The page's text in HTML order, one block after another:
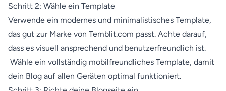
Schritt 2: Wähle ein Template
Verwende ein modernes und minimalistisches Template,
das gut zur Marke von Temblit.com passt. Achte darauf,
dass es visuell ansprechend und benutzerfreundlich ist.
Wähle ein vollständig mobilfreundliches Template, damit
dein Blog auf allen Geräten optimal funktioniert.